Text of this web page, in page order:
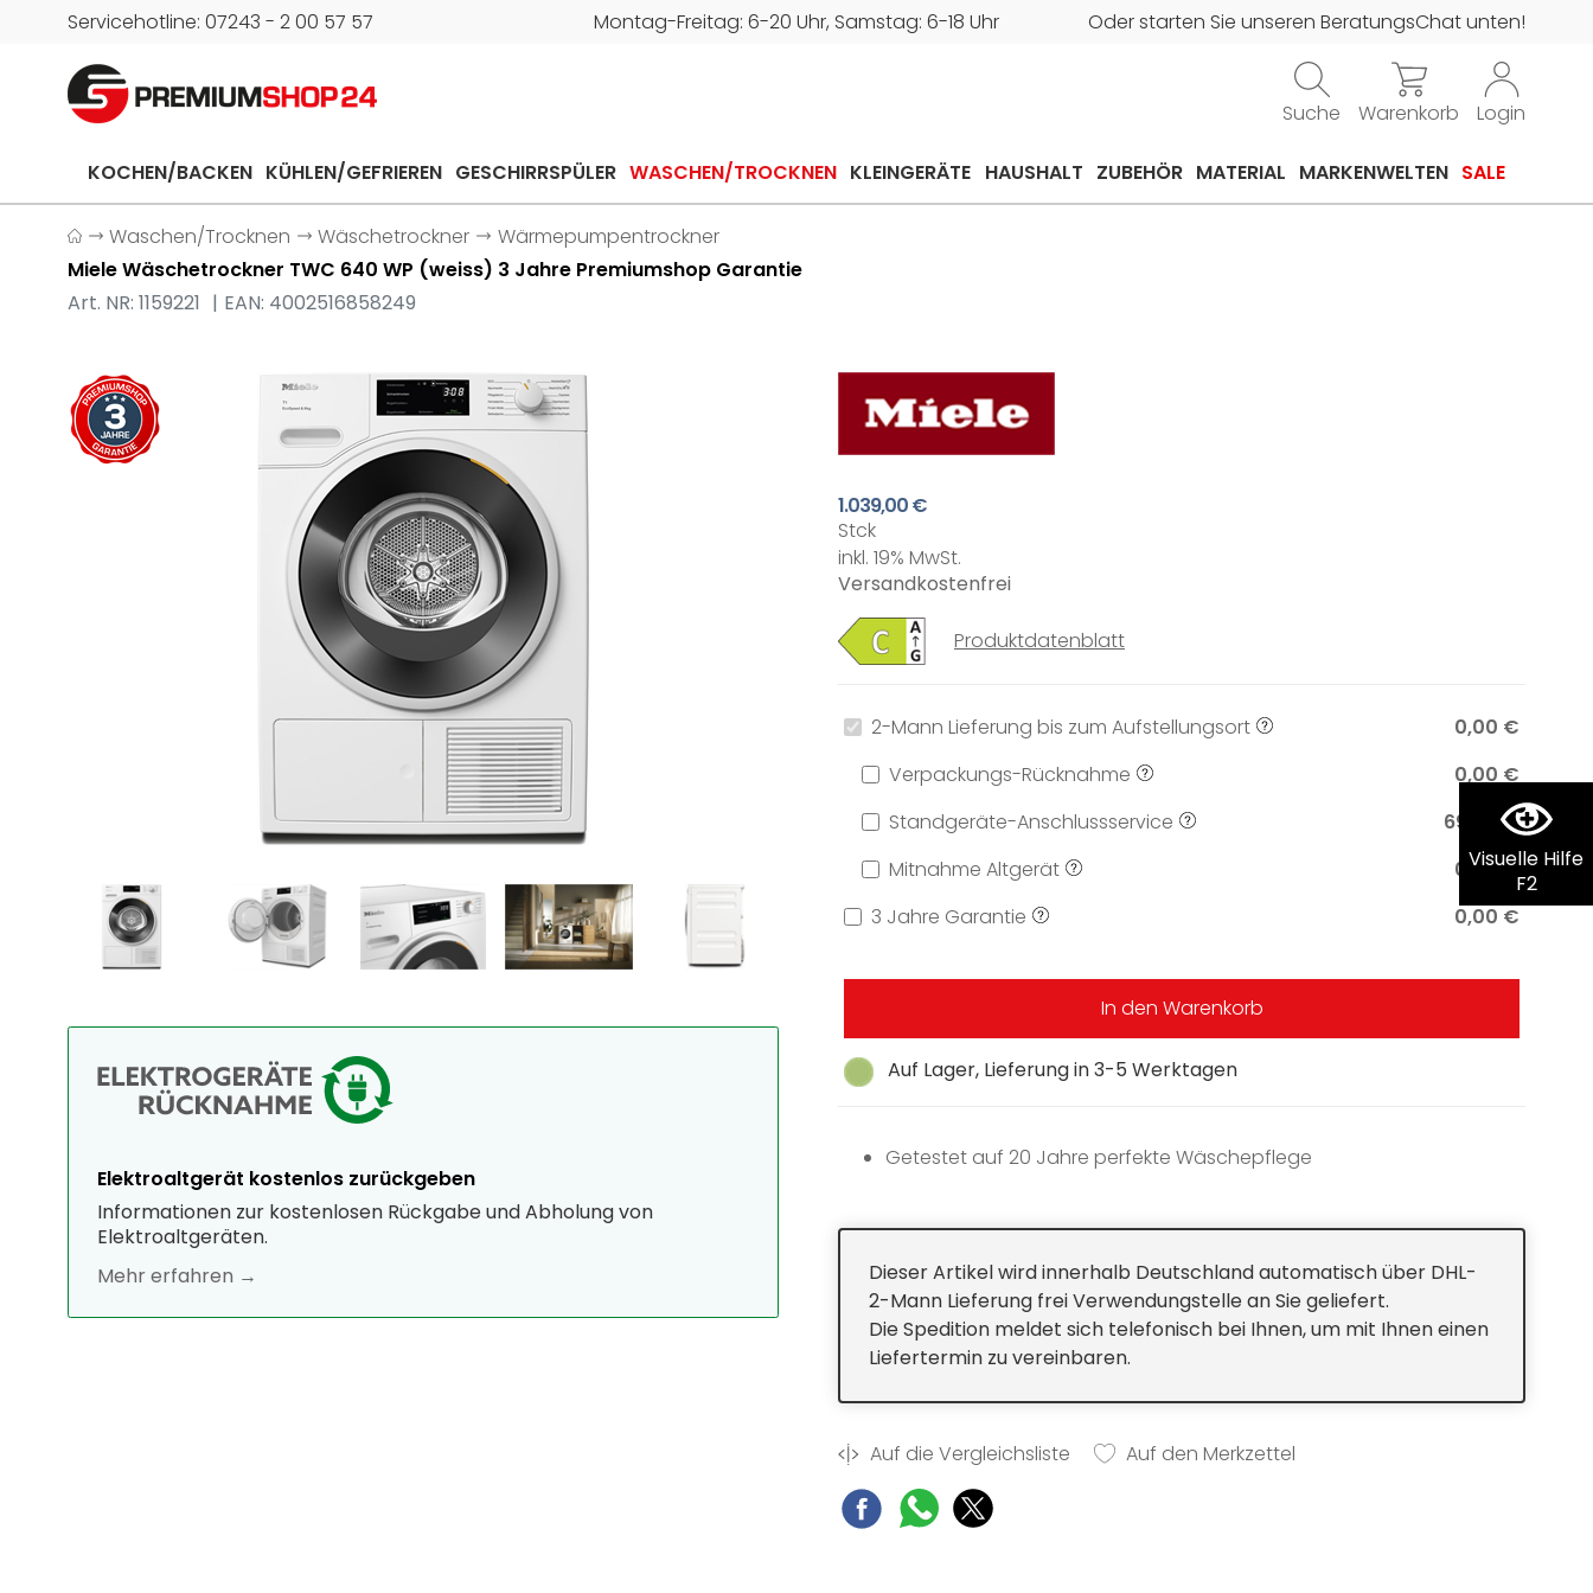
Visuelle Hilfe
F2
Servicehotline: 07243 - 2 00 57 57 Montag-Freitag: 6-20 Uhr, Samstag: 6-18 Uhr Oder starten Sie unseren BeratungsChat unten!
Suche Warenkorb Login
KOCHEN/BACKEN KÜHLEN/GEFRIEREN GESCHIRRSPÜLER WASCHEN/TROCKNEN KLEINGERÄTE HAUSHALT ZUBEHÖR MATERIAL MARKENWELTEN SALE
Waschen/Trocknen Wäschetrockner
Wärmepumpentrockner
Miele Wäschetrockner TWC 640 WP (weiss) 3 Jahre Premiumshop Garantie
Art. NR: 1159221
EAN: 4002516858249
Elektroaltgerät kostenlos zurückgeben
Informationen zur kostenlosen Rückgabe und Abholung von
Elektroaltgeräten.
Mehr erfahren →
1.039,00 €
Stck
inkl. 19% MwSt.
Versandkostenfrei
Produktdatenblatt
Auf Lager, Lieferung in 3-5 Werktagen
2-Mann Lieferung bis zum Aufstellungsort
0,00 €
Verpackungs-Rücknahme
0,00 €
Standgeräte-Anschlussservice
69,00 €
Mitnahme Altgerät
0,00 €
3 Jahre Garantie
0,00 €
In den Warenkorb
Getestet auf 20 Jahre perfekte Wäschepflege
Dieser Artikel wird innerhalb Deutschland automatisch über DHL-
2-Mann Lieferung frei Verwendungstelle an Sie geliefert.
Die Spedition meldet sich telefonisch bei Ihnen, um mit Ihnen einen
Liefertermin zu vereinbaren.
Auf die Vergleichsliste Auf den Merkzettel